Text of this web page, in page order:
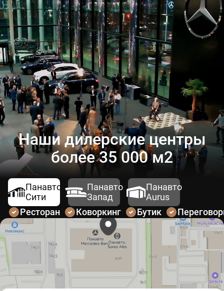
Наши дилерские центры
более 35 000 м2
Панавто
Сити
Панавто
Запад
Панавто
Aurus
Ресторан
Коворкинг Бутик